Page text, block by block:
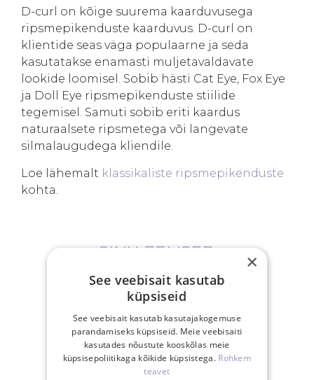
D-curl on kõige suurema kaarduvusega
ripsmepikenduste kaarduvus. D-curl on
klientide seas väga populaarne ja seda
kasutatakse enamasti muljetavaldavate
lookide loomisel. Sobib hästi Cat Eye, Fox Eye
ja Doll Eye ripsmepikenduste stiilide
tegemisel. Samuti sobib eriti kaardus
naturaalsete ripsmetega või langevate
silmalaugudega kliendile.
Loe lähemalt klassikaliste ripsmepikenduste
kohta.
SINU EELISED
Tasuta saatmine
Eestis üle 40€
×
See veebisait kasutab
küpsiseid
See veebisait kasutab kasutajakogemuse
parandamiseks küpsiseid. Meie veebisaiti
kasutades nõustute kooskõlas meie
küpsisepoliitikaga kõikide küpsistega. Rohkem
teavet